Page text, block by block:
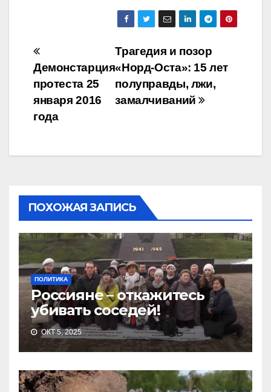
Навигация
по
записям
Трагедия и позор
«Норд-Оста»: 15 лет
полуправды, лжи,
замалчиваний
Демонстарция
протеста 25
января 2016
года
ПОХОЖАЯ ЗАПИСЬ
ПОЛИТИКА
Россияне – откажитесь
убивать соседей!
ОКТ 5, 2025